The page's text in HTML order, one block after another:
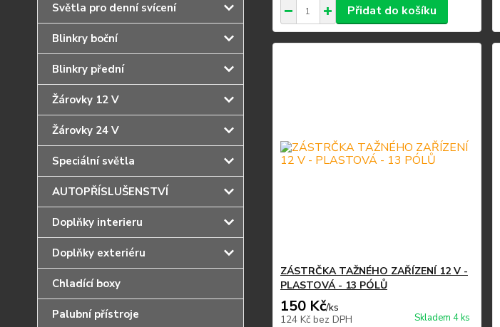
Světla pro denní svícení
Blinkry boční
Blinkry přední
Žárovky 12 V
Žárovky 24 V
Speciální světla
AUTOPŘÍSLUŠENSTVÍ
Doplňky interieru
Doplňky exteriéru
Chladící boxy
Palubní přístroje
Přidat do košíku
ZÁSTRČKA TAŽNÉHO ZAŘÍZENÍ 12 V -
PLASTOVÁ - 13 PÓLŮ
150 Kč/ks
124 Kč bez DPH Skladem 4 ks